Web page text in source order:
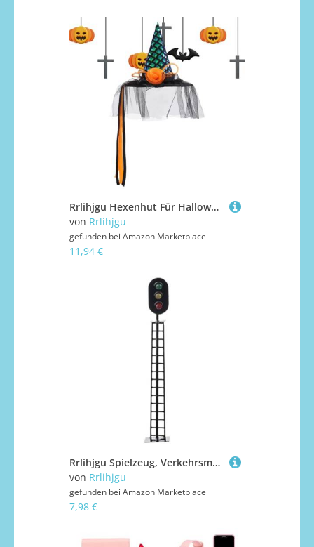
Rrlihjgu Hexenhut Für Halloween - Halloween Hexenhut Mit Breiter Krempe,Klassische Kostümhüte Zum Verkleiden Für Kinder Und Erwachsene Cosplay Party Accessoires Für Indoor Bar Garten Zuhause
von Rrlihjgu
gefunden bei Amazon Marketplace
11,94 €
Rrlihjgu Spielzeug, Verkehrsmodell, Ampelspielzeug, pädagogische Simulation, Ampelzug-Modell, Tischdekoration, Bauspielzeug, Lichtspielzeug für Kinder
von Rrlihjgu
gefunden bei Amazon Marketplace
7,98 €